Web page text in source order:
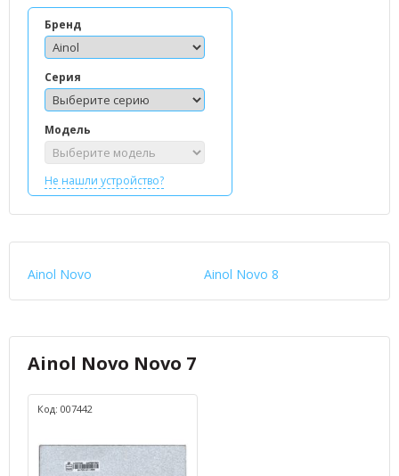
Бренд
Серия
Модель
Не нашли устройство?
Ainol Novo Ainol Novo 8
Ainol Novo Novo 7
Код: 007442